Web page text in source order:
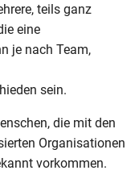
teils ganz
eine
je nach Team,
sein.
die mit den
Organisationen
vorkommen.